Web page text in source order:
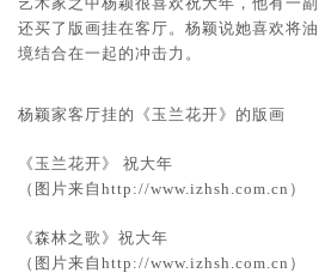
还买了版画挂在客厅。杨颖说她喜欢将
境结合在一起的冲击力。
杨颖家客厅挂的《玉兰花开》的版画
《玉兰花开》 祝大年
（图片来自 http://www.izhsh.com.cn ）
《森林之歌》祝大年
（图片来自 http://www.izhsh.com.cn ）